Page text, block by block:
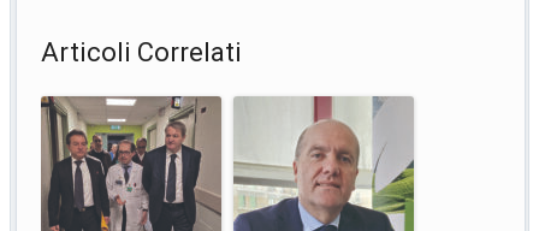
Articoli Correlati